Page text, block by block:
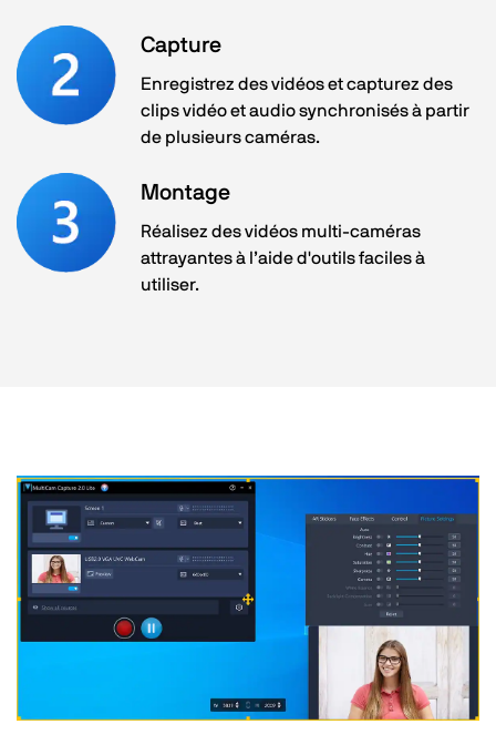
Capture
Enregistrez des vidéos et capturez des
clips vidéo et audio synchronisés à partir
de plusieurs caméras.
Montage
Réalisez des vidéos multi-caméras
attrayantes à l’aide d'outils faciles à
utiliser.